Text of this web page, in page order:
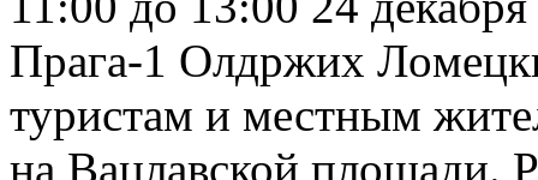
Прага-1 Oлдржих
туристам и местным
на Вацлавской площади.